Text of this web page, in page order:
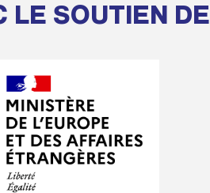
LE SOUTIEN DE